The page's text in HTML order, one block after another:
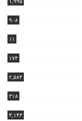
۹۰۸
۱۱
۱۷۴
۲,۵۸۴
۳۱۸
۳,۱۴۳